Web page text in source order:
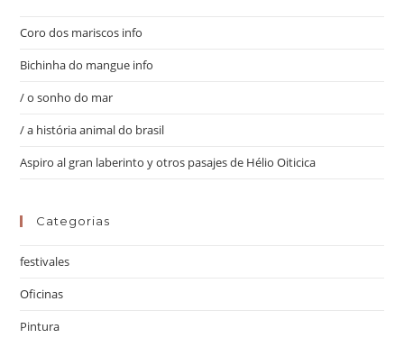
Coro dos mariscos info
Bichinha do mangue info
/ o sonho do mar
/ a história animal do brasil
Aspiro al gran laberinto y otros pasajes de Hélio Oiticica
Categorias
festivales
Oficinas
Pintura